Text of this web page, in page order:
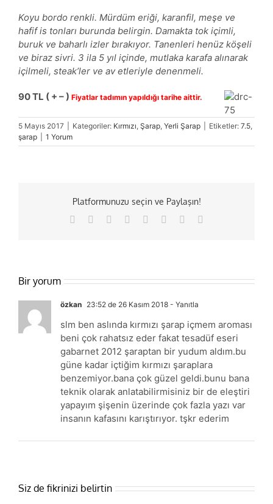
Koyu bordo renkli. Mürdüm eriği, karanfil, meşe ve
hafif is tonları burunda belirgin. Damakta tok içimli,
buruk ve baharlı izler bırakıyor. Tanenleri henüz köşeli
ve biraz sivri. 3 ila 5 yıl içinde, mutlaka karafa alınarak
içilmeli, steak’ler ve av etleriyle denenmeli.
90 TL ( + – ) Fiyatlar tadımın yapıldığı tarihe aittir.
5 Mayıs 2017 Kategoriler: Kırmızı, Şarap, Yerli Şarap Etiketler: 7.5,
şarap
1 Yorum
Platformunuzu seçin ve Paylaşın!
Facebook Reddit LinkedIn
TumblrPinterest
Bir yorum
özkan 23:52 de 26 Kasım 2018 - Yanıtla
slm ben aslında kırmızı şarap içmem aroması
beni çok rahatsız eder fakat tesadüf eseri
gabarnet 2012 şaraptan bir yudum aldım.bu
güne kadar içtiğim kırmızı şaraplara
benzemiyor.bana çok güzel geldi.bunu bana
teknik olarak anlatabilirmisiniz bir de eleştiri
yapayım şişenin üzerinde çok fazla yazı var
insanın kafasını karıştırıyor. tşkr ederim
Siz de fikrinizi belirtin